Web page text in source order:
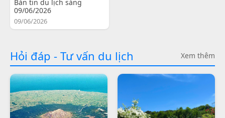
Bản tin du lịch sáng
09/06/2026
09/06/2026
Hỏi đáp - Tư vấn du lịch Xem thêm